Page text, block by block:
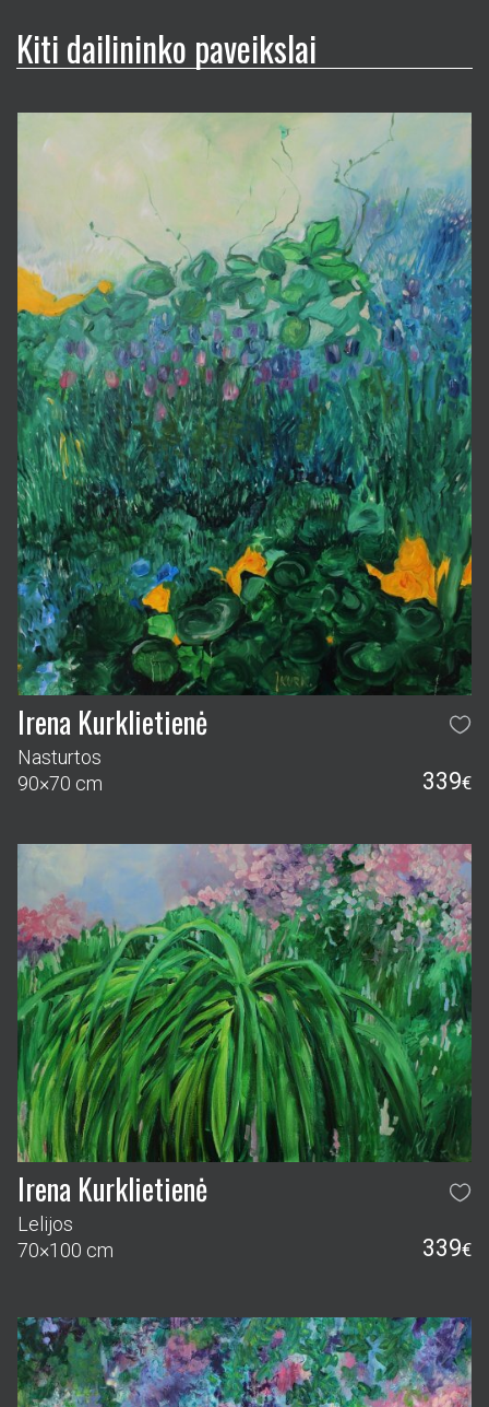
Kiti dailininko paveikslai
Irena Kurklietienė
Nasturtos
90×70 cm
339€
Irena Kurklietienė
Lelijos
70×100 cm
339€